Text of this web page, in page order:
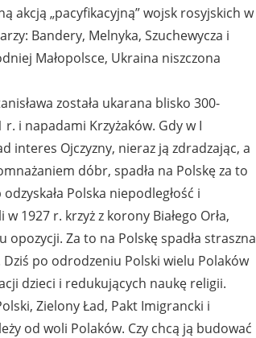
akcją „pacyfikacyjną” wojsk rosyjskich w
Bandery, Melnyka, Szuchewycza i
Małopolsce, Ukraina niszczona
została ukarana blisko 300-
i napadami Krzyżaków. Gdy w I
interes Ojczyzny, nieraz ją zdradzając, a
dóbr, spadła na Polskę za to
Polska niepodległość i
1927 r. krzyż z korony Białego Orła,
Za to na Polskę spadła straszna
po odrodzeniu Polski wielu Polaków
dzieci i redukujących naukę religii.
Zielony Ład, Pakt Imigrancki i
od woli Polaków. Czy chcą ją budować